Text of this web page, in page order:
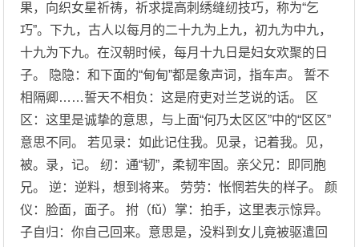
果，向织女星祈祷，祈求提高刺绣缝纫技巧，称为“乞
巧”。下九，古人以每月的二十九为上九，初九为中九，
十九为下九。在汉朝时候，每月十九日是妇女欢聚的日
子。 隐隐：和下面的“甸甸”都是象声词，指车声。 誓不
相隔卿……誓天不相负：这是府吏对兰芝说的话。 区
区：这里是诚挚的意思，与上面“何乃太区区”中的“区区”
意思不同。 若见录：如此记住我。见录，记着我。见，
被。录，记。 纫：通“韧”，柔韧牢固。亲父兄：即同胞
兄。 逆：逆料，想到将来。 劳劳：怅惘若失的样子。 颜
仪：脸面，面子。 拊（fǔ）掌：拍手，这里表示惊异。
子自归：你自己回来。意思是，没料到女儿竟被驱遣回